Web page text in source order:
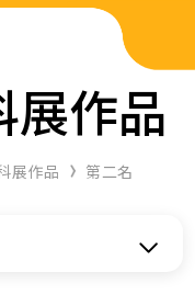
展作品
展作品 第二名